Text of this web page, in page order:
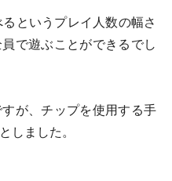
というプレイ人数の幅さ
で遊ぶことができるでし
が、チップを使用する手
しました。